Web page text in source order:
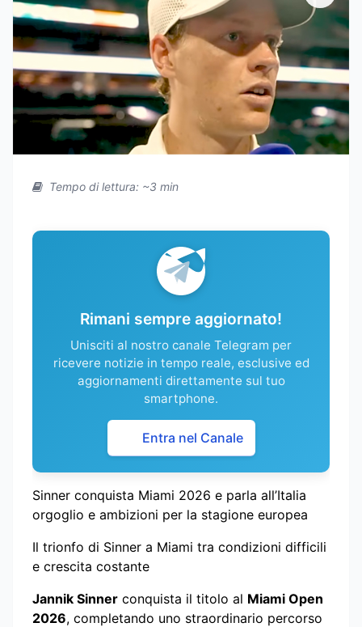
Tempo di lettura: ~3 min
Rimani sempre aggiornato!
Unisciti al nostro canale Telegram per
ricevere notizie in tempo reale, esclusive ed
aggiornamenti direttamente sul tuo
smartphone.
Entra nel Canale
Sinner conquista Miami 2026 e parla all’Italia
orgoglio e ambizioni per la stagione europea
Il trionfo di Sinner a Miami tra condizioni difficili
e crescita costante
Jannik Sinner conquista il titolo al Miami Open
2026, completando uno straordinario percorso